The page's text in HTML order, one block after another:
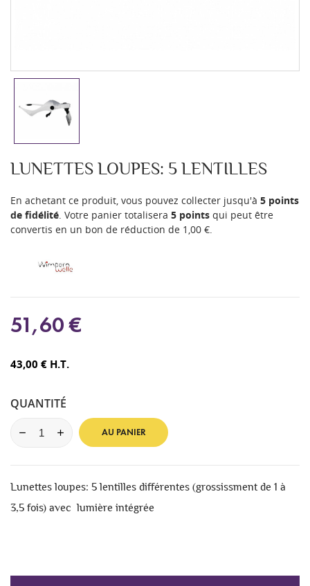
LUNETTES LOUPES: 5 LENTILLES
En achetant ce produit, vous pouvez collecter jusqu'à 5 points
de fidélité . Votre panier totalisera 5 points qui peut être
convertis en un bon de réduction de 1,00 €
51,60 €
43,00 € H.T.
QUANTITÉ
AU PANIER
Lunettes loupes: 5 lentilles différentes (grossissment de 1 à
3,5 fois) avec lumière intégrée